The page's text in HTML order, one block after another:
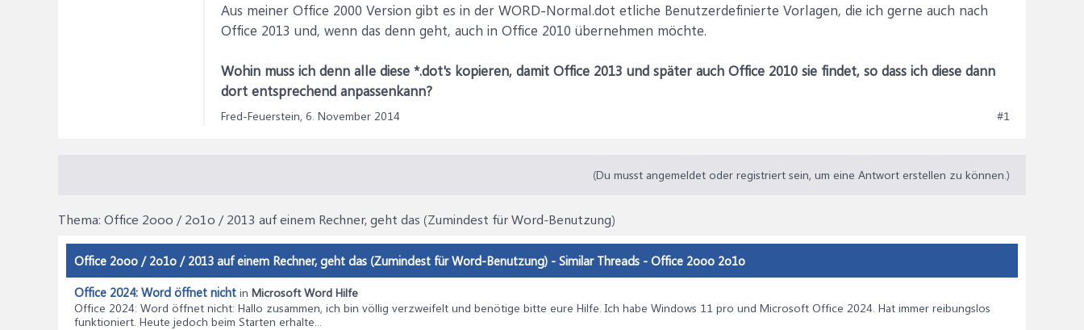
Aus meiner Office 2000 Version gibt es in der WORD-Normal.dot etliche Benutzerdefinierte Vorlagen, die ich gerne auch nach
Office 2013 und, wenn das denn geht, auch in Office 2010 übernehmen möchte.
Wohin muss ich denn alle diese *.dot's kopieren, damit Office 2013 und später auch Office 2010 sie findet, so dass ich diese dann
dort entsprechend anpassenkann?
Fred-Feuerstein, 6. November 2014 #1
(Du musst angemeldet oder registriert sein, um eine Antwort erstellen zu können.)
Thema: Office 2ooo / 2o1o / 2013 auf einem Rechner, geht das (Zumindest für Word-Benutzung)
Office 2ooo / 2o1o / 2013 auf einem Rechner, geht das (Zumindest für Word-Benutzung) - Similar Threads - Office 2ooo 2o1o
Office 2024: Word öffnet nicht in Microsoft Word Hilfe
Office 2024: Word öffnet nicht: Hallo zusammen, ich bin völlig verzweifelt und benötige bitte eure Hilfe. Ich habe Windows 11 pro und Microsoft Office 2024. Hat immer reibungslos
funktioniert. Heute jedoch beim Starten erhalte...